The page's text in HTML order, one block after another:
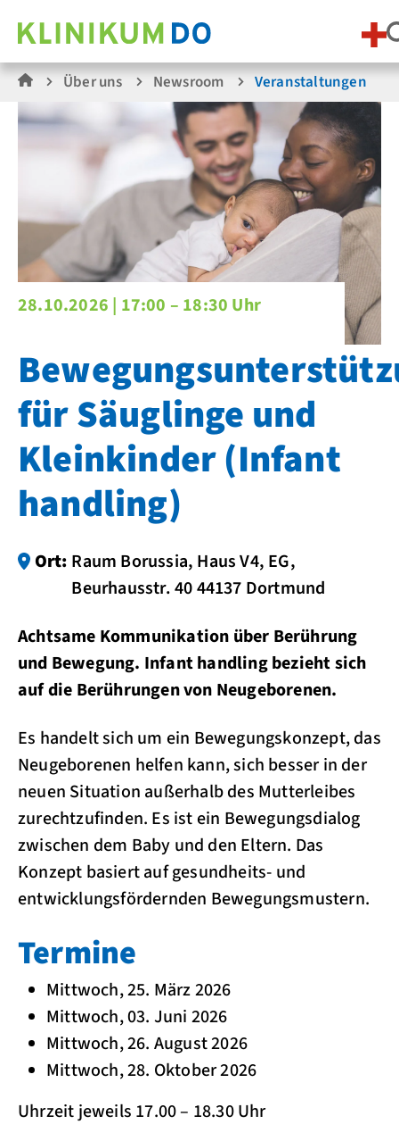
Über uns Newsroom Veranstaltungen
28.10.2026 | 17:00 – 18:30 Uhr
für Säuglinge und
Kleinkinder (Infant
handling)
Ort: Raum Borussia, Haus V4, EG,
Beurhausstr. 40 44137 Dortmund
Achtsame Kommunikation über Berührung
und Bewegung. Infant handling bezieht sich
auf die Berührungen von Neugeborenen.
Es handelt sich um ein Bewegungskonzept, das
Neugeborenen helfen kann, sich besser in der
neuen Situation außerhalb des Mutterleibes
zurechtzufinden. Es ist ein Bewegungsdialog
zwischen dem Baby und den Eltern. Das
Konzept basiert auf gesundheits- und
entwicklungsfördernden Bewegungsmustern.
Termine
Mittwoch, 25. März 2026
Mittwoch, 03. Juni 2026
Mittwoch, 26. August 2026
Mittwoch, 28. Oktober 2026
Uhrzeit jeweils 17.00 – 18.30 Uhr